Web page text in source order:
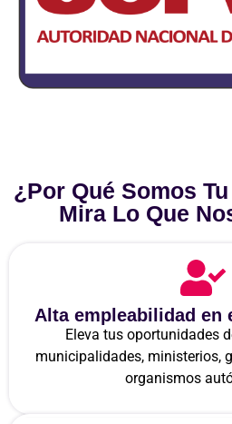
¿Por Qué Somos
Mira Lo Que
Alta empleabilidad en
Eleva tus oportunidades
municipalidades, ministerios,
organismos